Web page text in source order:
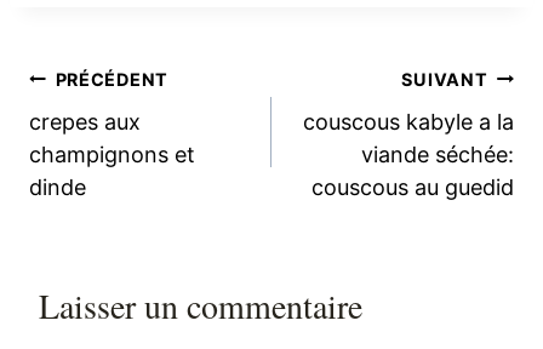
Navigation
de
l’article
PRÉCÉDENT
crepes aux
champignons et
dinde
SUIVANT
couscous kabyle a la
viande séchée:
couscous au guedid
Laisser un commentaire